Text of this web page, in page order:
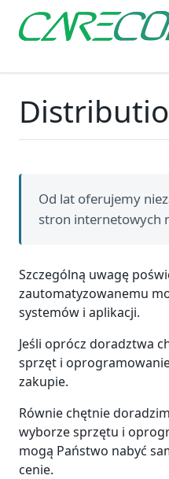
Od lat oferujemy
stron internetowych
Szczególną uwagę
zautomatyzowanemu
systemów i aplikacji.
Jeśli oprócz doradztwa
sprzęt i
zakupie.
Równie chętnie
wyborze sprzętu i
mogą Państwo nabyć
cenie.